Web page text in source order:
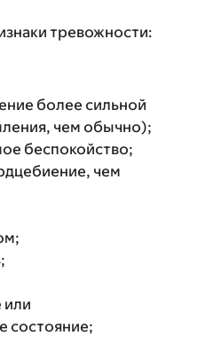
тревожности:
более сильной
чем обычно);
беспокойство;
чем
или
состояние;